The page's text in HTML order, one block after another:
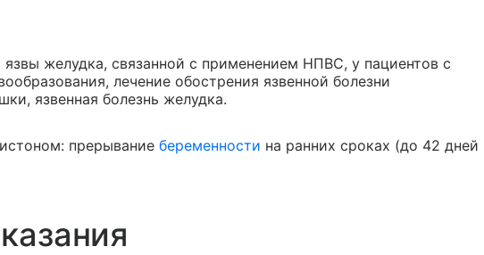
желудка, связанной с применением НПВС, у пациентов с
лечение обострения язвенной болезни
язвенная болезнь желудка.
прерывание беременности на ранних сроках (до 42 дней